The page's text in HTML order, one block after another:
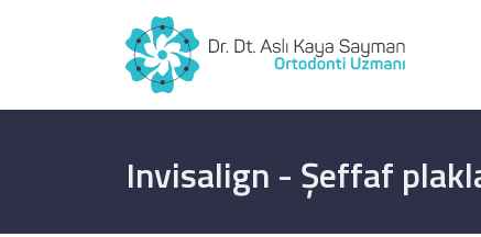
Invisalign - Şeffaf